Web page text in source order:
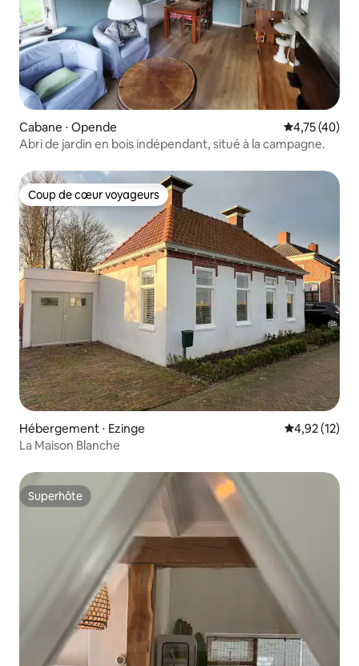
Cabane ⋅ Opende Évaluation
4,75 (40)
Abri de jardin en bois indépendant, situé à la campagne.
Coup de cœur voyageurs
Coup de cœur voyageurs
Hébergement ⋅ Ezinge Évaluation
4,92 (12)
La Maison Blanche
Superhôte
Superhôte